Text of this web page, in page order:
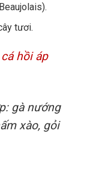
tươi.
hồi áp
gà nướng
xào, gỏi